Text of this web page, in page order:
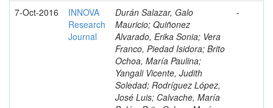
7-Oct-2016
INNOVA
Research
Journal
Durán Salazar, Galo
Mauricio; Quiñonez
Alvarado, Erika Sonia; Vera
Franco, Piedad Isidora; Brito
Ochoa, María Paulina;
Yangali Vicente, Judith
Soledad; Rodríguez López,
José Luis; Calvache, María
-